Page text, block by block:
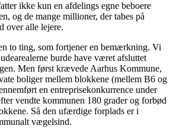
ikke kun en afdelings egne beboere
og de mange millioner, der tabes på
over alle lejere.
to ting, som fortjener en bemærkning. Vi
burde have været afsluttet
Men først krævede Aarhus Kommune,
boliger mellem blokkene (mellem B6 og
en entreprisekonkurrence under
vendte kommunen 180 grader og forbød
Så den ufærdige forplads er i
vægelsind.